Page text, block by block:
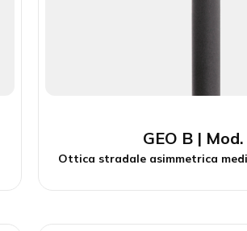
GEO B |
Ottica stradale asimmetrica